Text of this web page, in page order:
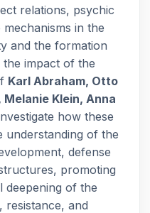
relations, psychic
in the
and the formation
impact of the
Karl Abraham, Otto
Klein, Anna
how these
of the
defense
promoting
deepening of the
resistance, and